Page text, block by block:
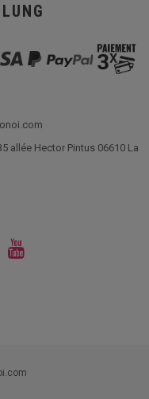
allée Hector Pintus 06610 La